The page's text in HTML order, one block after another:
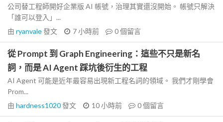
公司替工程師開好企業版 AI 帳號，治理其實還沒開始。 帳號只解決
「誰可以登入」...
由 ryanvale發文 7 小時前 0個留言
從 Prompt 到 Graph Engineering：這些不只是新名
詞，而是 AI Agent 踩坑後衍生的工程
AI Agent 可能是近年最容易出現新工程名詞的領域。 我們才剛學會
Prom...
由 hardness1020發文 10 小時前 0個留言